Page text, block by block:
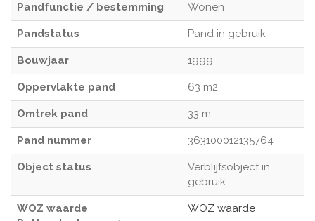
Pandfunctie / bestemming Wonen
Pandstatus Pand in gebruik
Bouwjaar 1999
Oppervlakte pand 63 m2
Omtrek pand 33 m
Pand nummer 363100012135764
Object status
Verblijfsobject in
gebruik
WOZ waarde
WOZ waarde